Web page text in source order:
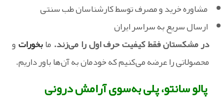
‏ مشاوره خرید و مصرف توسط کارشناسان طب سنتی
‏ ارسال سریع به سراسر ایران
در مشکستان فقط کیفیت حرف اول را می‌زند.مابخوراتو
محصولاتی را عرضه می‌کنیم که خودمان به آن‌ها باور داریم.
پالو سانتو، پلی به‌سوی آرامش درونی